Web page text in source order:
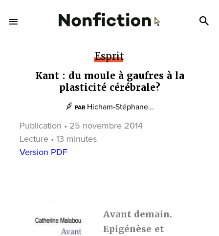
Esprit
Kant : du moule à gaufres à la
plasticité cérébrale?
PAR Hicham-Stéphane...
Publication • 25 novembre 2014
Lecture • 13 minutes
Version PDF
Avant demain.
Epigénèse et